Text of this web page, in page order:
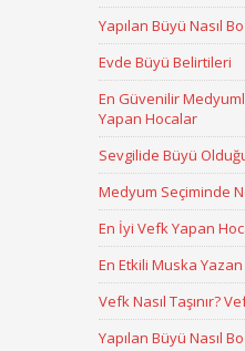
Yapılan Büyü Nasıl
Evde Büyü Belirtileri
En Güvenilir
Yapan Hocalar
Sevgilide Büyü
Medyum Seçiminde
En İyi Vefk Yapan
En Etkili Muska
Vefk Nasıl Taşınır?
Yapılan Büyü Nasıl